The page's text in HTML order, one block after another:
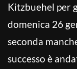
Kitzbuehel per
domenica 26
seconda
successo è